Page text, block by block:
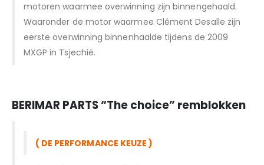
motoren waarmee overwinning zijn binnengehaald.
Waaronder de motor waarmee Clément Desalle zijn
eerste overwinning binnenhaalde tijdens de 2009
MXGP in Tsjechië.
BERIMAR PARTS “The choice” remblokken
( DE PERFORMANCE KEUZE )